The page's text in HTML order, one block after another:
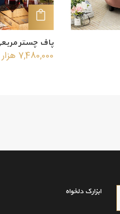
افزودن
پاف چستر
7,480,000
ابزارک دلخواه